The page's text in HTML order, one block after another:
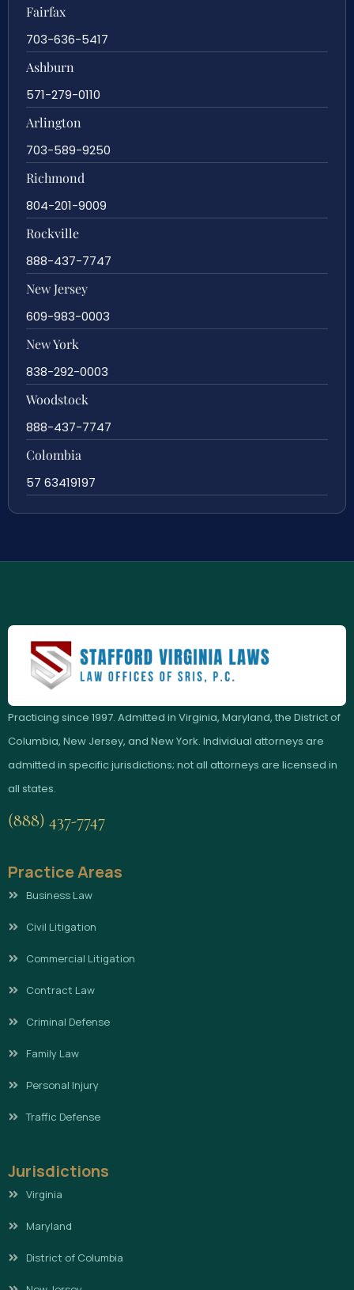
Fairfax
703-636-5417
Ashburn
571-279-0110
Arlington
703-589-9250
Richmond
804-201-9009
Rockville
888-437-7747
New Jersey
609-983-0003
New York
838-292-0003
Woodstock
888-437-7747
Colombia
57 63419197
Practicing since 1997. Admitted in Virginia, Maryland, the District of
Columbia, New Jersey, and New York. Individual attorneys are
admitted in specific jurisdictions; not all attorneys are licensed in
all states.
(888) 437-7747
Practice Areas
Business Law
Civil Litigation
Commercial Litigation
Contract Law
Criminal Defense
Family Law
Personal Injury
Traffic Defense
Jurisdictions
Virginia
Maryland
District of Columbia